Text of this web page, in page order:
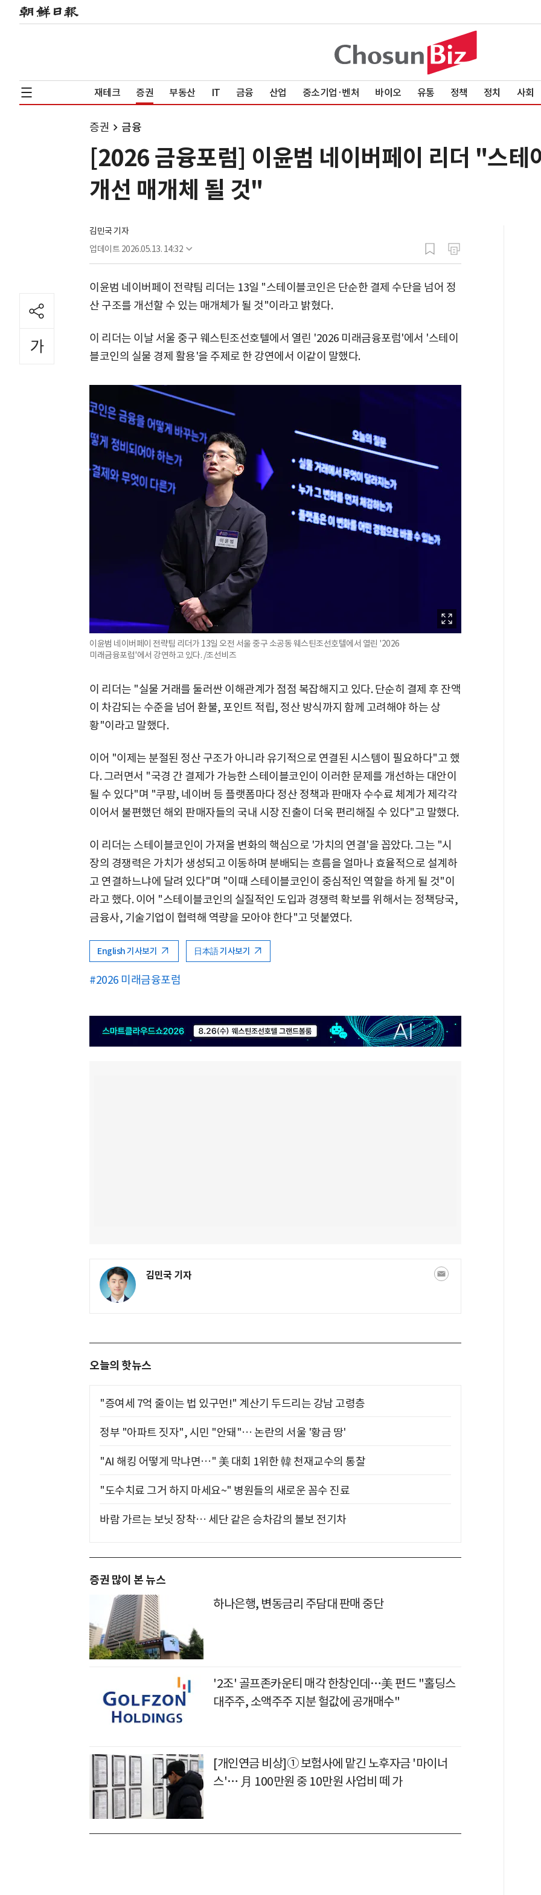
재테크 증권 부동산 IT 금융 산업 중소기업·벤처 바이오 유통 정책 정치 사회
증권 금융
[2026 금융포럼] 이윤범 네이버페이 리더 "스테
개선 매개체 될 것"
김민국 기자
업데이트 2026.05.13. 14:32
이윤범 네이버페이 전략팀 리더는 13일 "스테이블코인은 단순한 결제 수단을 넘어 정
산 구조를 개선할 수 있는 매개체가 될 것"이라고 밝혔다.
이 리더는 이날 서울 중구 웨스틴조선호텔에서 열린 '2026 미래금융포럼'에서 '스테이
블코인의 실물 경제 활용'을 주제로 한 강연에서 이같이 말했다.
이윤범 네이버페이 전략팀 리더가 13일 오전 서울 중구 소공동 웨스틴조선호텔에서 열린 '2026
미래금융포럼'에서 강연하고 있다. /조선비즈
이 리더는 "실물 거래를 둘러싼 이해관계가 점점 복잡해지고 있다. 단순히 결제 후 잔액
이 차감되는 수준을 넘어 환불, 포인트 적립, 정산 방식까지 함께 고려해야 하는 상
황"이라고 말했다.
이어 "이제는 분절된 정산 구조가 아니라 유기적으로 연결된 시스템이 필요하다"고 했
다. 그러면서 "국경 간 결제가 가능한 스테이블코인이 이러한 문제를 개선하는 대안이
될 수 있다"며 "쿠팡, 네이버 등 플랫폼마다 정산 정책과 판매자 수수료 체계가 제각각
이어서 불편했던 해외 판매자들의 국내 시장 진출이 더욱 편리해질 수 있다"고 말했다.
이 리더는 스테이블코인이 가져올 변화의 핵심으로 '가치의 연결'을 꼽았다. 그는 "시
장의 경쟁력은 가치가 생성되고 이동하며 분배되는 흐름을 얼마나 효율적으로 설계하
고 연결하느냐에 달려 있다"며 "이때 스테이블코인이 중심적인 역할을 하게 될 것"이
라고 했다. 이어 "스테이블코인의 실질적인 도입과 경쟁력 확보를 위해서는 정책당국,
금융사, 기술기업이 협력해 역량을 모아야 한다"고 덧붙였다.
English 기사보기 日本語 기사보기
#2026 미래금융포럼
김민국 기자
오늘의 핫뉴스
"증여세 7억 줄이는 법 있구먼!" 계산기 두드리는 강남 고령층
정부 "아파트 짓자", 시민 "안돼"… 논란의 서울 '황금 땅'
"AI 해킹 어떻게 막냐면…" 美 대회 1위한 韓 천재교수의 통찰
"도수치료 그거 하지 마세요~" 병원들의 새로운 꼼수 진료
바람 가르는 보닛 장착… 세단 같은 승차감의 볼보 전기차
증권 많이 본 뉴스
하나은행, 변동금리 주담대 판매 중단
'2조' 골프존카운티 매각 한창인데…美 펀드 "홀딩스
대주주, 소액주주 지분 헐값에 공개매수"
[개인연금 비상]① 보험사에 맡긴 노후자금 '마이너
스'… 月 100만원 중 10만원 사업비 떼 가